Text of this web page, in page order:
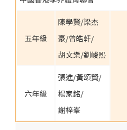
五年級
陳學賢/梁杰
豪/曾皓軒/
胡文樂/劉峻熙
六年級
張進/黃頌賢/
楊家銘/
謝梓峯